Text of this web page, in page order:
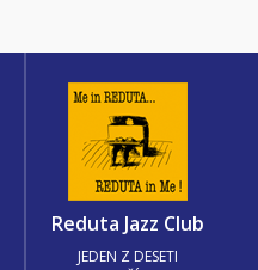
Reduta Jazz Club
JEDEN Z DESETI